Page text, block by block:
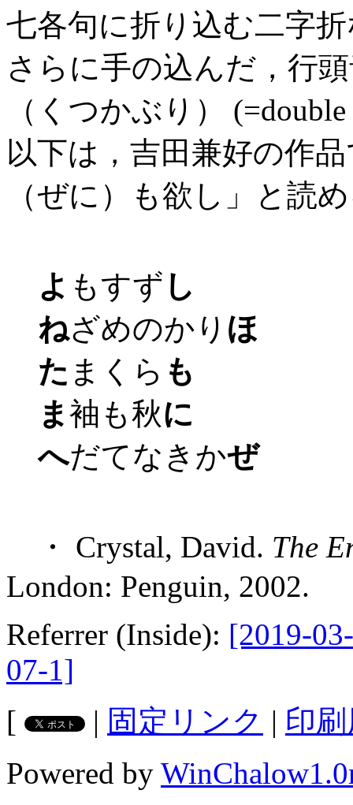
七各句に折り込む二字
さらに手の込んだ，行
（くつかぶり）
以下は，吉田兼好の作
（ぜに）も欲し」と読
よ もすず し
ねざめのかり ほ
た まくら も
ま袖も秋に
へだてなきかぜ
・ Crystal, David. The
London: Penguin, 2002.
Referrer (Inside): [2019-
07-1]
[
| 固定リンク | 印
Powered by